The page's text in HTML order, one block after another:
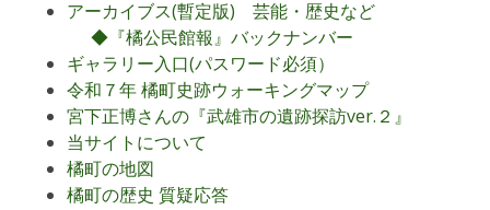
アーカイブス(暫定版) 芸能・歴史など
◆『橘公民館報』バックナンバー
ギャラリー入口(パスワード必須）
令和７年 橘町史跡ウォーキングマップ
宮下正博さんの『武雄市の遺跡探訪ver.２』
当サイトについて
橘町の地図
橘町の歴史 質疑応答